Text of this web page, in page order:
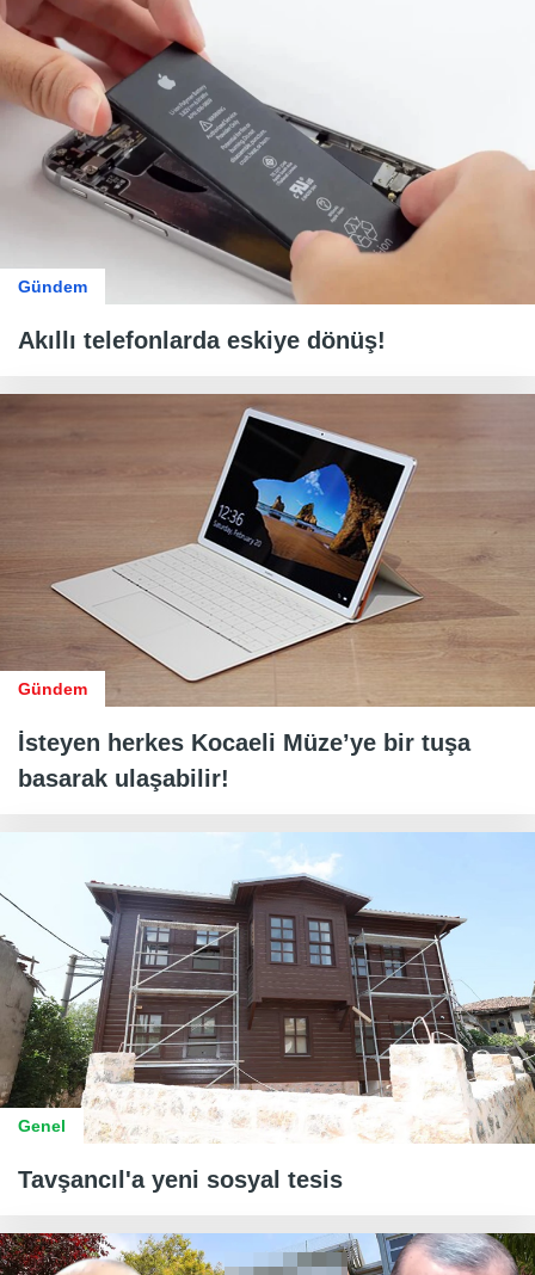
Gündem
Akıllı telefonlarda eskiye dönüş!
Gündem
İsteyen herkes Kocaeli Müze’ye bir tuşa
basarak ulaşabilir!
Genel
Tavşancıl'a yeni sosyal tesis